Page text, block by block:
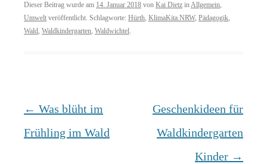
Dieser Beitrag wurde am 14. Januar 2018 von Kai Dietz inAllgemein,
Umwelt veröffentlicht. Schlagworte: Hürth, KlimaKita.NRW, Pädagogik,
Wald, Waldkindergarten, Waldwichtel.
Beitrags-
Navigation
← Was blüht im
Frühling im Wald
Geschenkideen für
Waldkindergarten
Kinder →